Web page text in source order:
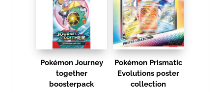
Pokémon Journey
together
boosterpack
Pokémon Prismatic
Evolutions poster
collection